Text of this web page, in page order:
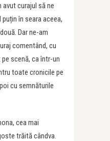
avut curajul să ne
în seara aceea,
Dar ne-am
comentând, cu
scenă, ca într-un
toate cronicile pe
cu semnăturile
cea mai
trăită cândva.